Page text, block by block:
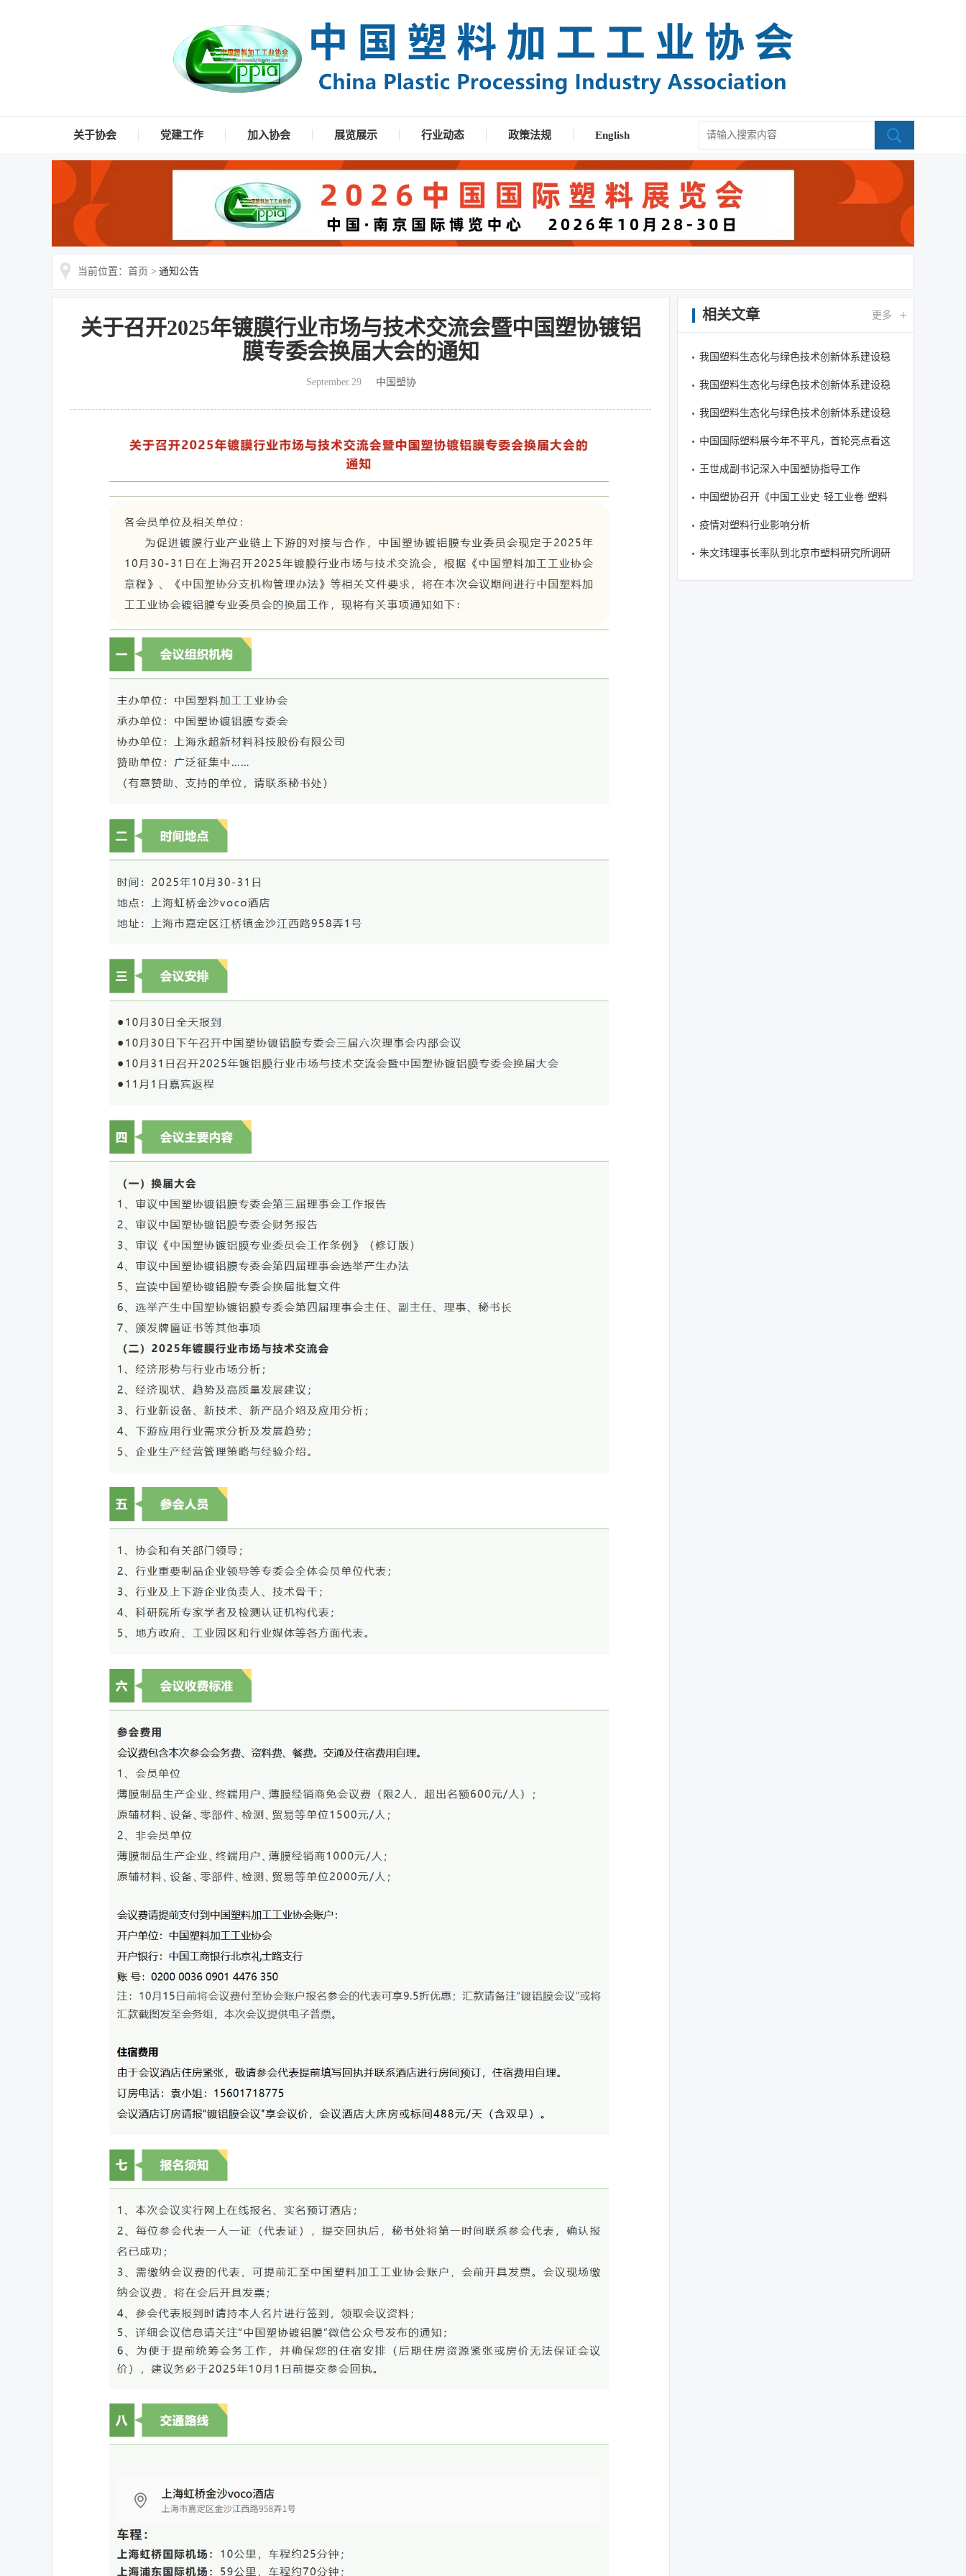
关于协会 党建工作 加入协会 展览展示 行业动态 政策法规 English
当前位置：首页 > 通知公告
关于召开2025年镀膜行业市场与技术交流会暨中国塑协镀铝
膜专委会换届大会的通知
September.29 中国塑协
相关文章 更多
我国塑料生态化与绿色技术创新体系建设稳
我国塑料生态化与绿色技术创新体系建设稳
我国塑料生态化与绿色技术创新体系建设稳
中国国际塑料展今年不平凡，首轮亮点看这
王世成副书记深入中国塑协指导工作
中国塑协召开《中国工业史·轻工业卷·塑料
疫情对塑料行业影响分析
朱文玮理事长率队到北京市塑料研究所调研